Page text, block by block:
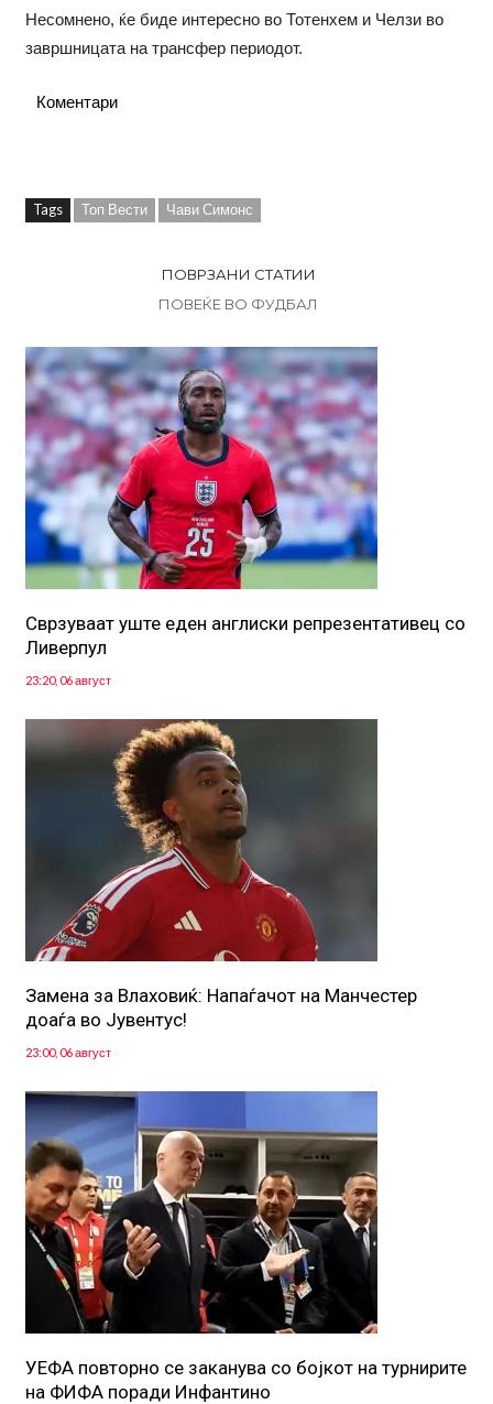
Несомнено, ќе биде интересно во Тотенхем и Челзи во
завршницата на трансфер периодот.
Коментари
Tags Топ Вести Чави Симонс
ПОВРЗАНИ СТАТИИ
ПОВЕЌЕ ВО ФУДБАЛ
Сврзуваат уште еден англиски репрезентативец со
Ливерпул
23:20, 06 август
Замена за Влаховиќ: Напаѓачот на Манчестер
доаѓа во Јувентус!
23:00, 06 август
УЕФА повторно се заканува со бојкот на турнирите
на ФИФА поради Инфантино